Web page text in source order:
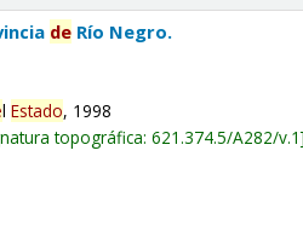
de Río Negro.
lEstado, 1998
topográfica:621.374.5/A282/v.1